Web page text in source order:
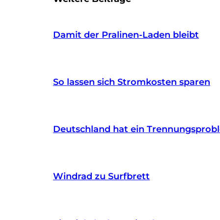
Damit der Pralinen-Laden bleibt
So lassen sich Stromkosten sparen
Deutschland hat ein
Windrad zu Surfbrett